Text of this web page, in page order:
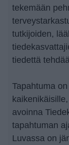
tekemään
tutkijoiden,
tiedettä
Tapahtuma
avoinna
tapahtuman
Luvassa on